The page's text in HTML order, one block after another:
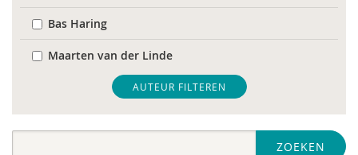
Bas Haring
Maarten van der Linde
Maarten van Rossem
AUTEUR FILTEREN
ZOEKEN